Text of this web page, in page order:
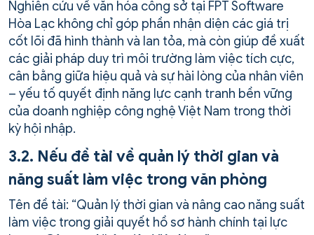
Nghiên cứu về văn hóa công sở tại FPT Software
Hòa Lạc không chỉ góp phần nhận diện các giá trị
cốt lõi đã hình thành và lan tỏa, mà còn giúp đề xuất
các giải pháp duy trì môi trường làm việc tích cực,
cân bằng giữa hiệu quả và sự hài lòng của nhân viên
– yếu tố quyết định năng lực cạnh tranh bền vững
của doanh nghiệp công nghệ Việt Nam trong thời
kỳ hội nhập.
3.2. Nếu đề tài về quản lý thời gian và
năng suất làm việc trong văn phòng
Tên đề tài: “Quản lý thời gian và nâng cao năng suất
làm việc trong giải quyết hồ sơ hành chính tại lực